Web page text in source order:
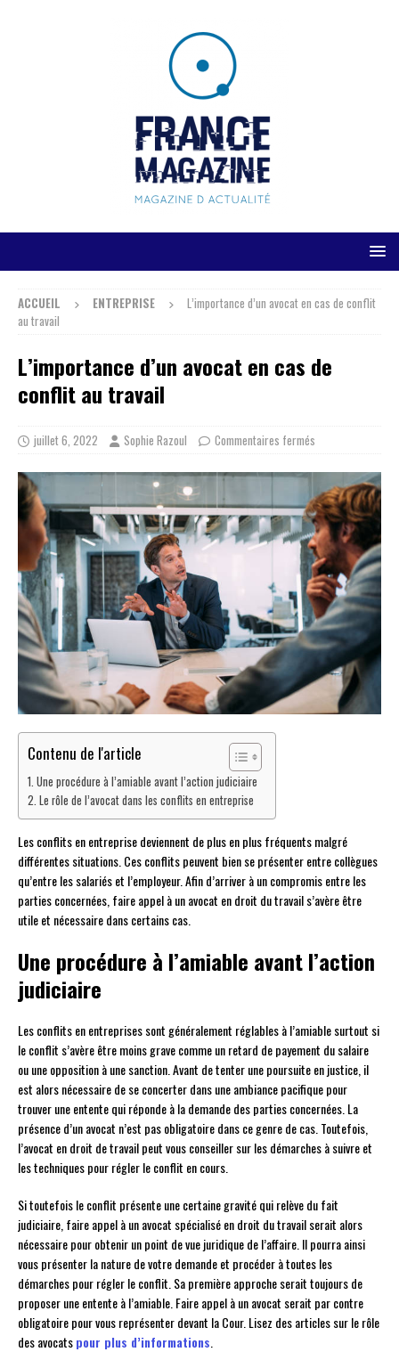
ACCUEIL ENTREPRISE
L’importance d’un avocat en cas de conflit
au travail
L’importance d’un avocat en cas de
conflit au travail
juillet 6, 2022 Sophie Razoul Commentaires fermés
Contenu de l'article
Une procédure à l’amiable avant l’action judiciaire
Le rôle de l’avocat dans les conflits en entreprise
Les conflits en entreprise deviennent de plus en plus fréquents malgré
différentes situations. Ces conflits peuvent bien se présenter entre collègues
qu’entre les salariés et l’employeur. Afin d’arriver à un compromis entre les
parties concernées, faire appel à un avocat en droit du travail s’avère être
utile et nécessaire dans certains cas.
Une procédure à l’amiable avant l’action
judiciaire
Les conflits en entreprises sont généralement réglables à l’amiable surtout si
le conflit s’avère être moins grave comme un retard de payement du salaire
ou une opposition à une sanction. Avant de tenter une poursuite en justice, il
est alors nécessaire de se concerter dans une ambiance pacifique pour
trouver une entente qui réponde à la demande des parties concernées. La
présence d’un avocat n’est pas obligatoire dans ce genre de cas. Toutefois,
l’avocat en droit de travail peut vous conseiller sur les démarches à suivre et
les techniques pour régler le conflit en cours.
Si toutefois le conflit présente une certaine gravité qui relève du fait
judiciaire, faire appel à un avocat spécialisé en droit du travail serait alors
nécessaire pour obtenir un point de vue juridique de l’affaire. Il pourra ainsi
vous présenter la nature de votre demande et procéder à toutes les
démarches pour régler le conflit. Sa première approche serait toujours de
proposer une entente à l’amiable. Faire appel à un avocat serait par contre
obligatoire pour vous représenter devant la Cour. Lisez des articles sur le rôle
des avocatspour plus d’informations